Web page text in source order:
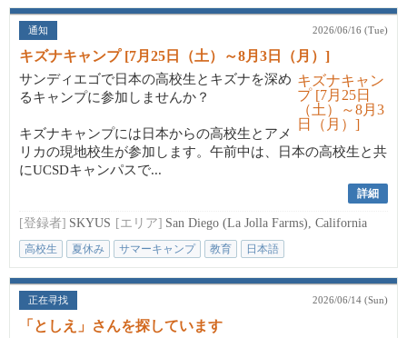
通知 2026/06/16 (Tue)
キズナキャンプ [7月25日（土）～8月3日（月）]
サンディエゴで日本の高校生とキズナを深め
るキャンプに参加しませんか？
キズナキャンプには日本からの高校生とアメ
リカの現地校生が参加します。午前中は、日本の高校生と共
にUCSDキャンパスで...
詳細
[登録者] SKYUS [エリア] San Diego (La Jolla Farms), California
高校生 夏休み サマーキャンプ 教育 日本語
正在寻找 2026/06/14 (Sun)
「としえ」さんを探しています